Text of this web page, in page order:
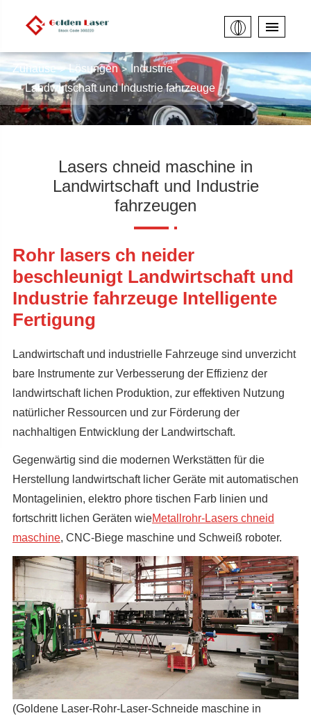
Zuhause Lösungen
Industrie
Landwirtschaft und Industrie fahrzeuge
Lasers chneid maschine in
Landwirtschaft und Industrie
fahrzeugen
Rohr lasers ch neider
beschleunigt Landwirtschaft und
Industrie fahrzeuge Intelligente
Fertigung
Landwirtschaft und industrielle Fahrzeuge sind unverzicht
bare Instrumente zur Verbesserung der Effizienz der
landwirtschaft lichen Produktion, zur effektiven Nutzung
natürlicher Ressourcen und zur Förderung der
nachhaltigen Entwicklung der Landwirtschaft.
Gegenwärtig sind die modernen Werkstätten für die
Herstellung landwirtschaft licher Geräte mit automatischen
Montagelinien, elektro phore tischen Farb linien und
fortschritt lichen Geräten wieMetallrohr-Lasers chneid
maschine, CNC-Biege maschine und Schweiß roboter.
(Goldene Laser-Rohr-Laser-Schneide maschine in